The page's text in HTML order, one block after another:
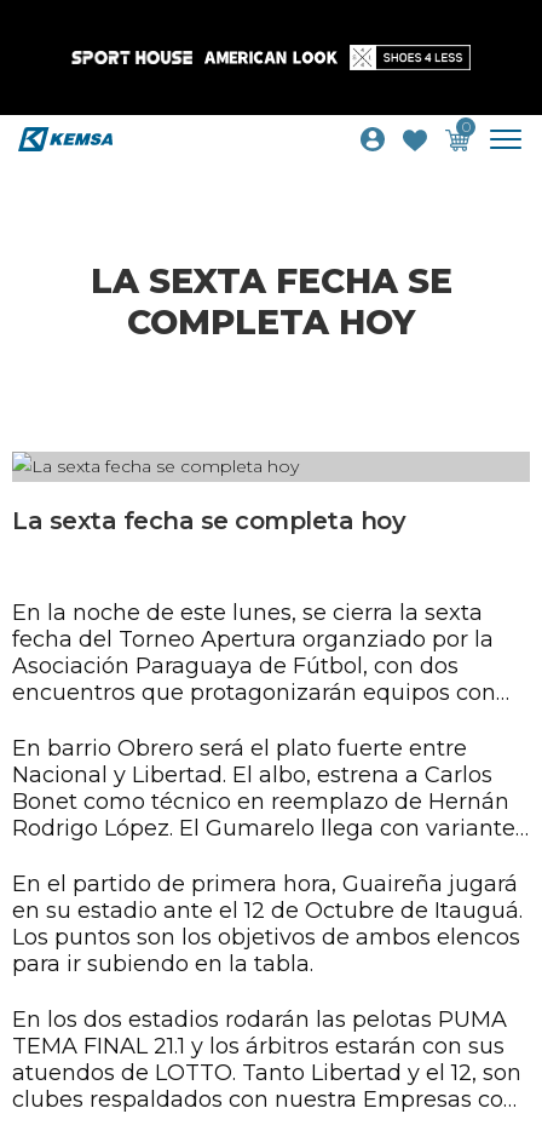
0
LA SEXTA FECHA SE
COMPLETA HOY
La sexta fecha se completa hoy
En la noche de este lunes, se cierra la sexta
fecha del Torneo Apertura organziado por la
Asociación Paraguaya de Fútbol, con dos
encuentros que protagonizarán equipos con
escalar posiciones.
En barrio Obrero será el plato fuerte entre
Nacional y Libertad. El albo, estrena a Carlos
Bonet como técnico en reemplazo de Hernán
Rodrigo López. El Gumarelo llega con variantes
En el partido de primera hora, Guaireña jugará
en su estadio ante el 12 de Octubre de Itauguá.
Los puntos son los objetivos de ambos elencos
para ir subiendo en la tabla.
En los dos estadios rodarán las pelotas PUMA
TEMA FINAL 21.1 y los árbitros estarán con sus
atuendos de LOTTO. Tanto Libertad y el 12, son
clubes respaldados con nuestra Empresas con